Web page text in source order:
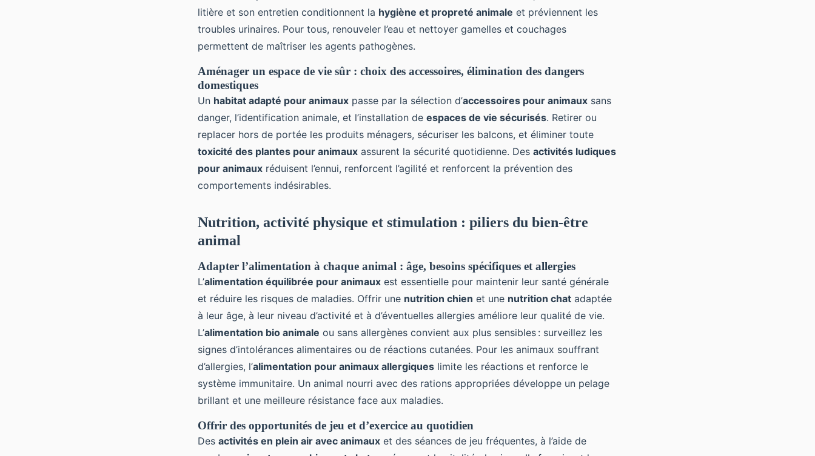
litière et son entretien conditionnent la hygiène et propreté animale et préviennent les
troubles urinaires. Pour tous, renouveler l’eau et nettoyer gamelles et couchages
permettent de maîtriser les agents pathogènes.
Aménager un espace de vie sûr : choix des accessoires, élimination des dangers
domestiques
Un habitat adapté pour animaux passe par la sélection d’accessoires pour animaux sans
danger, l’identification animale, et l’installation de espaces de vie sécurisés. Retirer ou
replacer hors de portée les produits ménagers, sécuriser les balcons, et éliminer toute
toxicité des plantes pour animaux assurent la sécurité quotidienne. Des activités ludiques
pour animaux réduisent l’ennui, renforcent l’agilité et renforcent la prévention des
comportements indésirables.
Nutrition, activité physique et stimulation : piliers du bien-être
animal
Adapter l’alimentation à chaque animal : âge, besoins spécifiques et allergies
L’alimentation équilibrée pour animaux est essentielle pour maintenir leur santé générale
et réduire les risques de maladies. Offrir une nutrition chien et une nutrition chat adaptée
à leur âge, à leur niveau d’activité et à d’éventuelles allergies améliore leur qualité de vie.
L’alimentation bio animale ou sans allergènes convient aux plus sensibles : surveillez les
signes d’intolérances alimentaires ou de réactions cutanées. Pour les animaux souffrant
d’allergies, l’alimentation pour animaux allergiques limite les réactions et renforce le
système immunitaire. Un animal nourri avec des rations appropriées développe un pelage
brillant et une meilleure résistance face aux maladies.
Offrir des opportunités de jeu et d’exercice au quotidien
Des activités en plein air avec animaux et des séances de jeu fréquentes, à l’aide de